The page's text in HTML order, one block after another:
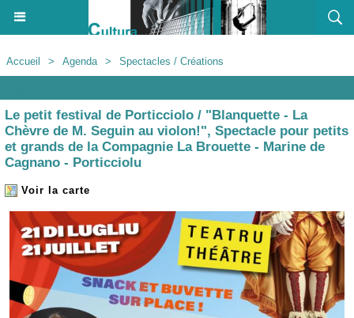
Accueil > Agenda > Spectacles / Créations
Le petit festival de Porticciolo / "Blanquette - La
Chèvre de M. Seguin au violon!", Spectacle pour petits
et grands de la Compagnie La Brouette - Marine de
Cagnano - Porticciolu
Voir la carte